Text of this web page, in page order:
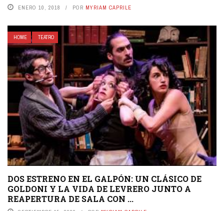
ENERO 10, 2018 POR MYRIAM CAPRILE
HOME TEATRO
DOS ESTRENO EN EL GALPÓN: UN CLÁSICO DE
GOLDONI Y LA VIDA DE LEVRERO JUNTO A
REAPERTURA DE SALA CON ...